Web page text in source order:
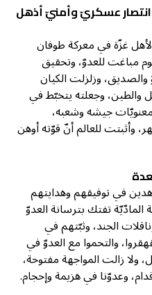
عسكريّ وأمنيّ أذهل
غزّة في معركة طوفان
مباغت للعدوّ، وتحقيق
وزلزلت الكيان
والطين، وجعلته يتخبّط في
جيشه وشعبه،
للعالم أنّ قوّته أوهن
في توفيقهم وهدايتهم
المادّيّة تفتك بترسانة العدوّ
الجند، وثبّتهم في
والتحموا مع العدوّ في
زالت المواجهة مفتوحة،
وعدوّنا في هزيمة وإحجام.